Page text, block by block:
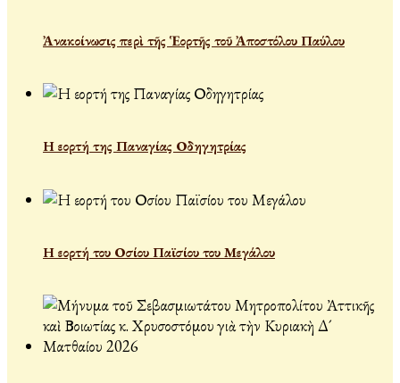
Ἀνακοίνωσις περὶ τῆς Ἑορτῆς τοῦ Ἀποστόλου Παύλου
Η εορτή της Παναγίας Οδηγητρίας
Η εορτή του Οσίου Παϊσίου του Μεγάλου